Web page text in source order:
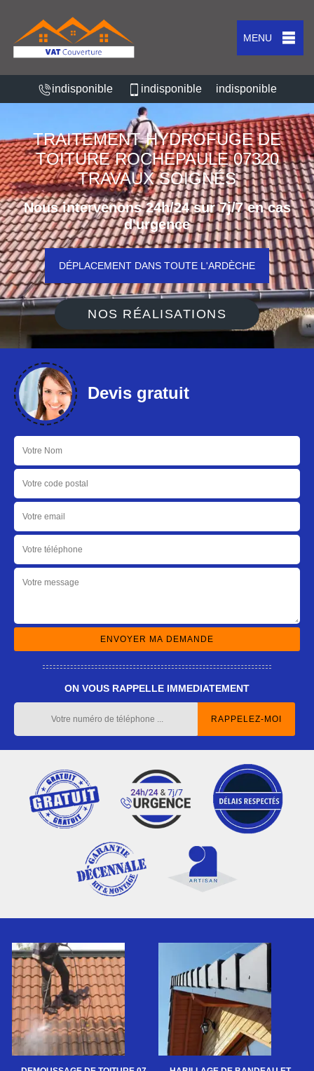
MENU
indisponible indisponible indisponible
TRAITEMENT HYDROFUGE DE
TOITURE ROCHEPAULE 07320
TRAVAUX SOIGNÉS
Nous intervenons 24h/24 sur 7j/7 en cas
d'urgence
DÉPLACEMENT DANS TOUTE L'ARDÈCHE
NOS RÉALISATIONS
Devis gratuit
ON VOUS RAPPELLE IMMEDIATEMENT